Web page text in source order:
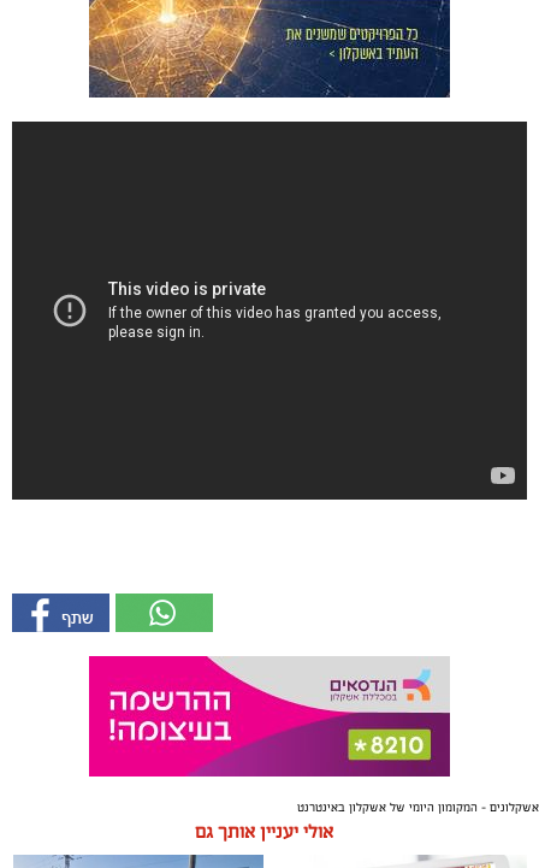
אשקלונים - המקומון היומי של אשקלון באינטרנט
אולי יעניין אותך גם